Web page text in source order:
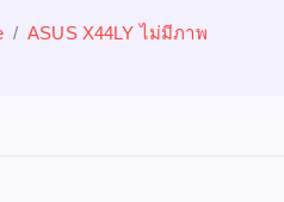
ASUS X44LY ไม่มีภาพ